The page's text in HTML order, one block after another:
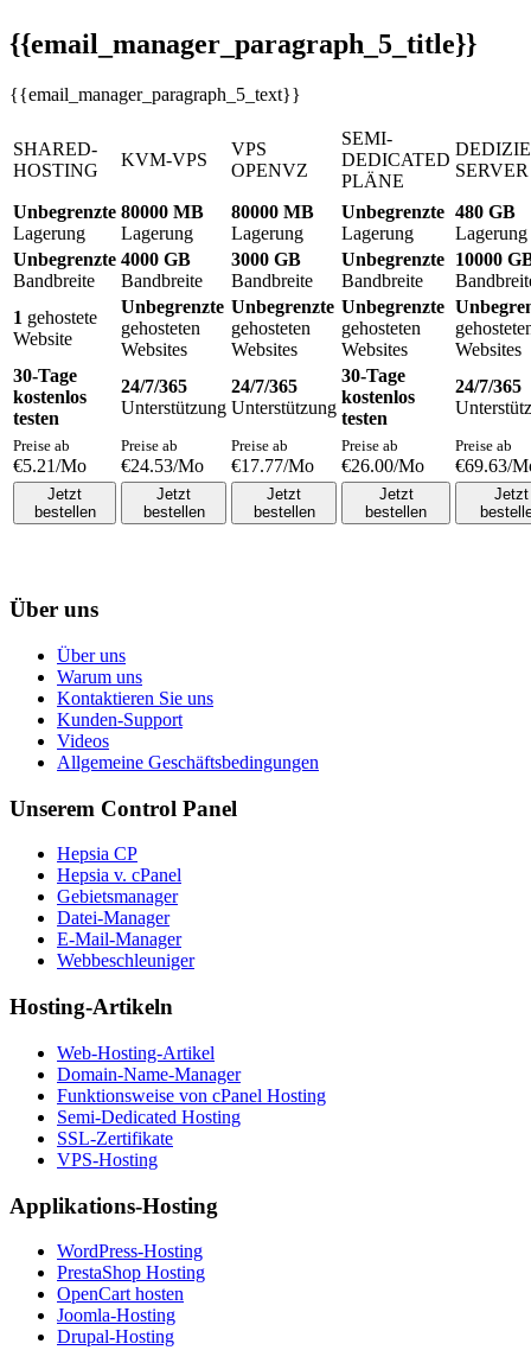
{{email_manager_paragraph_5_title}}
{{email_manager_paragraph_5_text}}
SHARED-
HOSTING
KVM-VPS
VPS
OPENVZ
SEMI-
DEDICATED
PLÄNE
SERVER
Unbegrenzte
Lagerung
80000 MB
Lagerung
80000 MB
Lagerung
Unbegrenzte
Lagerung
480 GB
Lagerung
Unbegrenzte
Bandbreite
4000 GB
Bandbreite
3000 GB
Bandbreite
Unbegrenzte
Bandbreite
10000
1 gehostete
Website
Unbegrenzte
gehosteten
Websites
Unbegrenzte
gehosteten
Websites
Unbegrenzte
gehosteten
Websites
Websites
30-Tage
kostenlos
testen
24/7/365
Unterstützung
24/7/365
Unterstützung
30-Tage
kostenlos
testen
24/7/365
Preise ab
€5.21/Mo
Preise ab
€24.53/Mo
Preise ab
€17.77/Mo
Preise ab
€26.00/Mo
Preise ab
€69.63/
Jetzt
bestellen
Jetzt
bestellen
Jetzt
bestellen
Jetzt
bestellen
Jetzt
Über uns
Über uns
Warum uns
Kontaktieren Sie uns
Kunden-Support
Videos
Allgemeine Geschäftsbedingungen
Unserem Control Panel
Hepsia CP
Hepsia v. cPanel
Gebietsmanager
Datei-Manager
E-Mail-Manager
Webbeschleuniger
Hosting-Artikeln
Web-Hosting-Artikel
Domain-Name-Manager
Funktionsweise von cPanel Hosting
Semi-Dedicated Hosting
SSL-Zertifikate
VPS-Hosting
Applikations-Hosting
WordPress-Hosting
PrestaShop Hosting
OpenCart hosten
Joomla-Hosting
Drupal-Hosting